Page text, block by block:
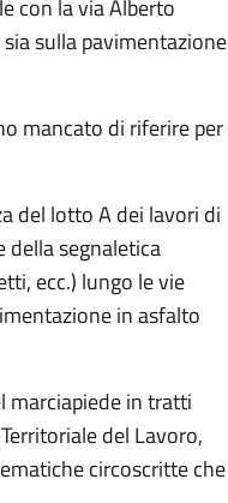
con la via Alberto
sulla pavimentazione
mancato di riferire per
del lotto A dei lavori di
della segnaletica
ecc.) lungo le vie
in asfalto
marciapiede in tratti
del Lavoro,
circoscritte che